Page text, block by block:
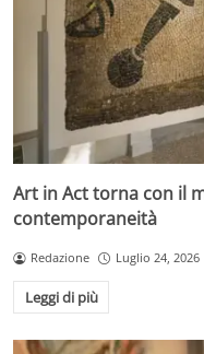
Art in Act torna con il
contemporaneità
Redazione Luglio 24, 2026
Leggi di più